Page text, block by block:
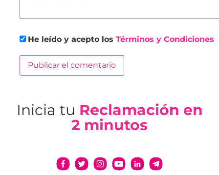
He leído y acepto los Términos y Condiciones
Inicia tu Reclamación en
2 minutos